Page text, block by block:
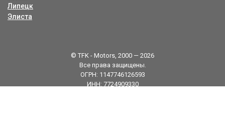
Липецк
Элиста
© TFK - Motors, 2000 — 2026
Все права защищены.
ОГРН: 1147746126593
ИНН: 7724909330